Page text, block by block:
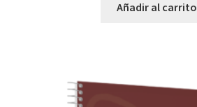
Añadir al carrito